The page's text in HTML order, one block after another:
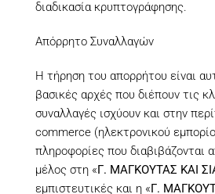
διαδικασία κρυπτογράφησης.
Απόρρητο Συναλλαγών
Η τήρηση του απορρήτου είναι
βασικές αρχές που διέπουν τις
συναλλαγές ισχύουν και στην
commerce (ηλεκτρονικού
πληροφορίες που διαβιβάζονται
μέλος στη «Γ. ΜΑΓΚΟΥΤΑΣ ΚΑΙ
εμπιστευτικές και η «Γ.